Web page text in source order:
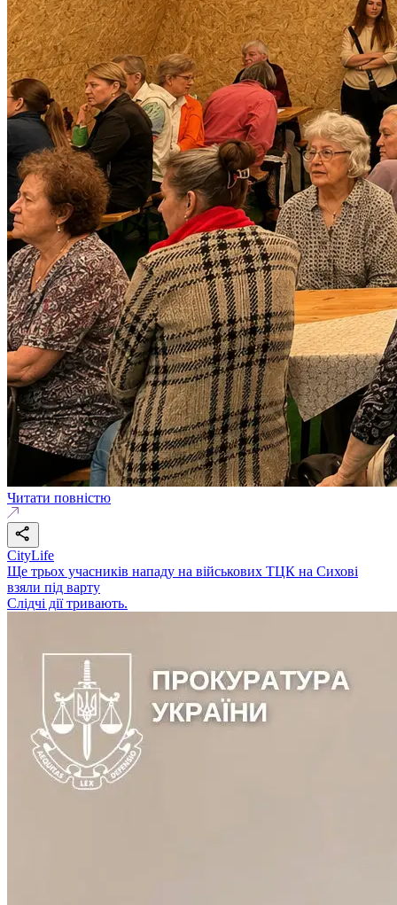
Читати повністю
CityLife
Ще трьох учасників нападу на військових ТЦК на Сихові
взяли під варту
Слідчі дії тривають.